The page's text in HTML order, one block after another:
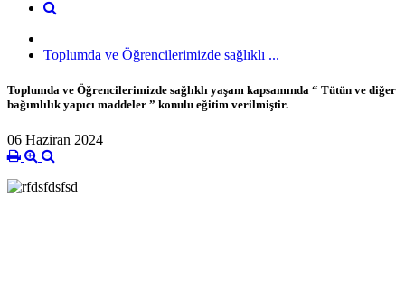
Toplumda ve Öğrencilerimizde sağlıklı ...
Toplumda ve Öğrencilerimizde sağlıklı yaşam kapsamında “ Tütün ve diğer
bağımlılık yapıcı maddeler ” konulu eğitim verilmiştir.
06 Haziran 2024